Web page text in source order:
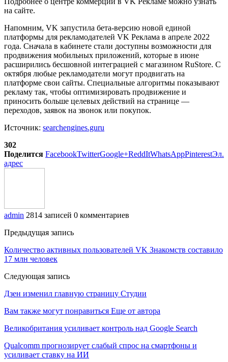
на сайте.
Напомним, VK запустила бета-версию новой единой
платформы для рекламодателей VK Реклама в апреле 2022
года. Сначала в кабинете стали доступны возможности для
продвижения мобильных приложений, которые в июне
расширились бесшовной интеграцией с магазином RuStore. С
октября любые рекламодатели могут продвигать на
платформе свои сайты. Специальные алгоритмы показывают
рекламу так, чтобы оптимизировать продвижение и
приносить больше целевых действий на странице —
переходов, заявок на звонок или покупок.
Источник: searchengines.guru
302
Поделится FacebookTwitterGoogle+ReddItWhatsAppPinterestЭл.
адрес
admin 2814 записей 0 комментариев
Предыдущая запись
Количество активных пользователей VK Знакомств составило
17 млн человек
Следующая запись
Дзен изменил главную страницу Студии
Вам также могут понравиться Еще от автора
Великобритания усиливает контроль над Google Search
Qualcomm прогнозирует слабый спрос на смартфоны и
усиливает ставку на ИИ